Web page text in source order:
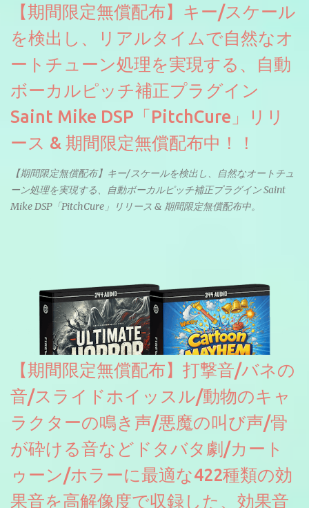
【期間限定無償配布】キー/スケール
を検出し、リアルタイムで自然なオ
ートチューン処理を実現する、自動
ボーカルピッチ補正プラグイン
Saint Mike DSP「PitchCure」リリ
ース & 期間限定無償配布中！！
【期間限定無償配布】キー/スケールを検出し、自然なオートチュ
ーン処理を実現する、自動ボーカルピッチ補正プラグイン Saint
Mike DSP「PitchCure」リリース & 期間限定無償配布中。
【期間限定無償配布】打撃音/バネの
音/スライドホイッスル/動物のキャ
ラクターの鳴き声/悪魔の叫び声/骨
が砕ける音などドタバタ劇/カート
ゥーン/ホラーに最適な422種類の効
果音を高解像度で収録した、効果音